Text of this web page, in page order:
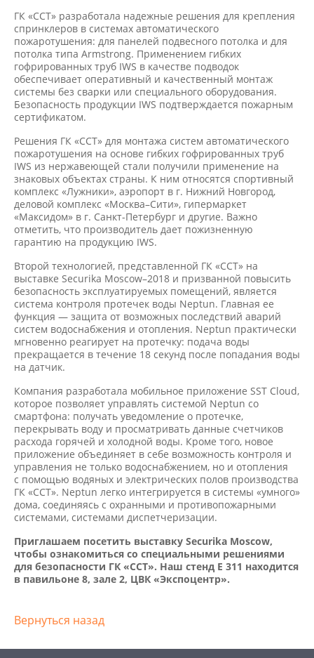
ГК «ССТ» разработала надежные решения для крепления
спринклеров в системах автоматического
пожаротушения: для панелей подвесного потолка и для
потолка типа Armstrong. Применением гибких
гофрированных труб IWS в качестве подводок
обеспечивает оперативный и качественный монтаж
системы без сварки или специального оборудования.
Безопасность продукции IWS подтверждается пожарным
сертификатом.
Решения ГК «ССТ» для монтажа систем автоматического
пожаротушения на основе гибких гофрированных труб
IWS из нержавеющей стали получили применение на
знаковых объектах страны. К ним относятся спортивный
комплекс «Лужники», аэропорт в г. Нижний Новгород,
деловой комплекс «Москва–Сити», гипермаркет
«Максидом» в г. Санкт-Петербург и другие. Важно
отметить, что производитель дает пожизненную
гарантию на продукцию IWS.
Второй технологией, представленной ГК «ССТ» на
выставке Securika Moscow–2018 и призванной повысить
безопасность эксплуатируемых помещений, является
система контроля протечек воды Neptun. Главная ее
функция — защита от возможных последствий аварий
систем водоснабжения и отопления. Neptun практически
мгновенно реагирует на протечку: подача воды
прекращается в течение 18 секунд после попадания воды
на датчик.
Компания разработала мобильное приложение SST Cloud,
которое позволяет управлять системой Neptun со
смартфона: получать уведомление о протечке,
перекрывать воду и просматривать данные счетчиков
расхода горячей и холодной воды. Кроме того, новое
приложение объединяет в себе возможность контроля и
управления не только водоснабжением, но и отопления
с помощью водяных и электрических полов производства
ГК «ССТ». Neptun легко интегрируется в системы «умного»
дома, соединяясь с охранными и противопожарными
системами, системами диспетчеризации.
Приглашаем посетить выставку Securika Moscow,
чтобы ознакомиться со специальными решениями
для безопасности ГК «ССТ». Наш стенд Е 311 находится
в павильоне 8, зале 2, ЦВК «Экспоцентр».
Вернуться назад